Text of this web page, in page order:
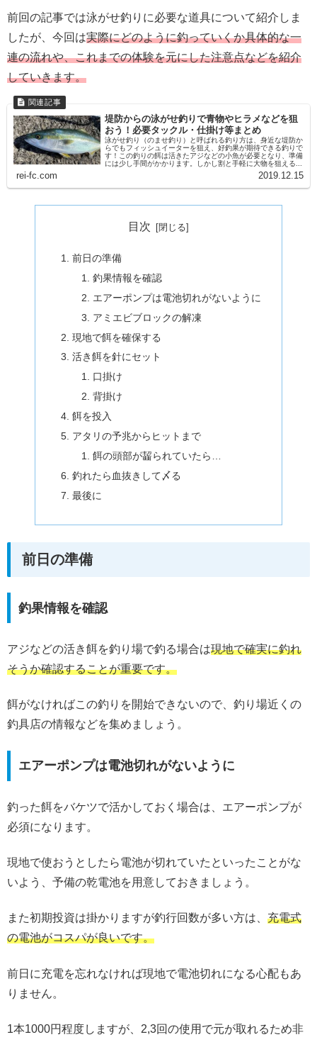
前回の記事では泳がせ釣りに必要な道具について紹介しま
したが、今回は実際にどのように釣っていくか具体的な一
連の流れや、これまでの体験を元にした注意点などを紹介
していきます。
堤防からの泳がせ釣りで青物やヒラメなどを狙
おう！必要タックル・仕掛け等まとめ
泳がせ釣り（のませ釣り）と呼ばれる釣り方は、身近な堤防か
らでもフィッシュイーターを狙え、好釣果が期待できる釣りで
す！この釣りの餌は活きたアジなどの小魚が必要となり、準備
には少し手間がかかります。しかし割と手軽に大物を狙える...
rei-fc.com 2019.12.15
目次
前日の準備
釣果情報を確認
エアーポンプは電池切れがないように
アミエビブロックの解凍
現地で餌を確保する
活き餌を針にセット
口掛け
背掛け
餌を投入
アタリの予兆からヒットまで
餌の頭部が齧られていたら…
釣れたら血抜きして〆る
最後に
前日の準備
釣果情報を確認
アジなどの活き餌を釣り場で釣る場合は現地で確実に釣れ
そうか確認することが重要です。
餌がなければこの釣りを開始できないので、釣り場近くの
釣具店の情報などを集めましょう。
エアーポンプは電池切れがないように
釣った餌をバケツで活かしておく場合は、エアーポンプが
必須になります。
現地で使おうとしたら電池が切れていたといったことがな
いよう、予備の乾電池を用意しておきましょう。
また初期投資は掛かりますが釣行回数が多い方は、 充電式
の電池がコスパが良いです。
前日に充電を忘れなければ現地で電池切れになる心配もあ
りません。
1本1000円程度しますが、2,3回の使用で元が取れるため非